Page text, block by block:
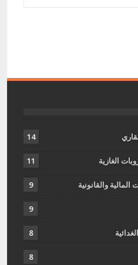
14
الغازية 11
والقانونية 9
9
8
8